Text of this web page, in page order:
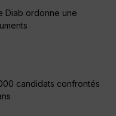
Diab ordonne une
candidats confrontés